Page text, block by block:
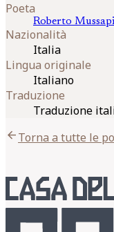
Poeta
Roberto Mussapi
Nazionalità
Italia
Lingua originale
Italiano
Traduzione
Traduzione
arrow_backTorna a tutte le